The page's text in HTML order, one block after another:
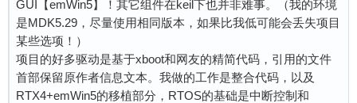
GUI【emWin5】！其它组件在keil下也并非难事。（我的环境
是MDK5.29，尽量使用相同版本，如果比我低可能会丢失项目
某些选项！）
项目的好多驱动是基于xboot和网友的精简代码，引用的文件
首部保留原作者信息文本。我做的工作是整合代码，以及
RTX4+emWin5的移植部分，RTOS的基础是中断控制和